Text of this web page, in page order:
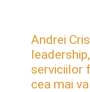
Andrei
serviciilor
cea mai